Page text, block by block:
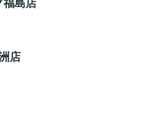
福島店
店